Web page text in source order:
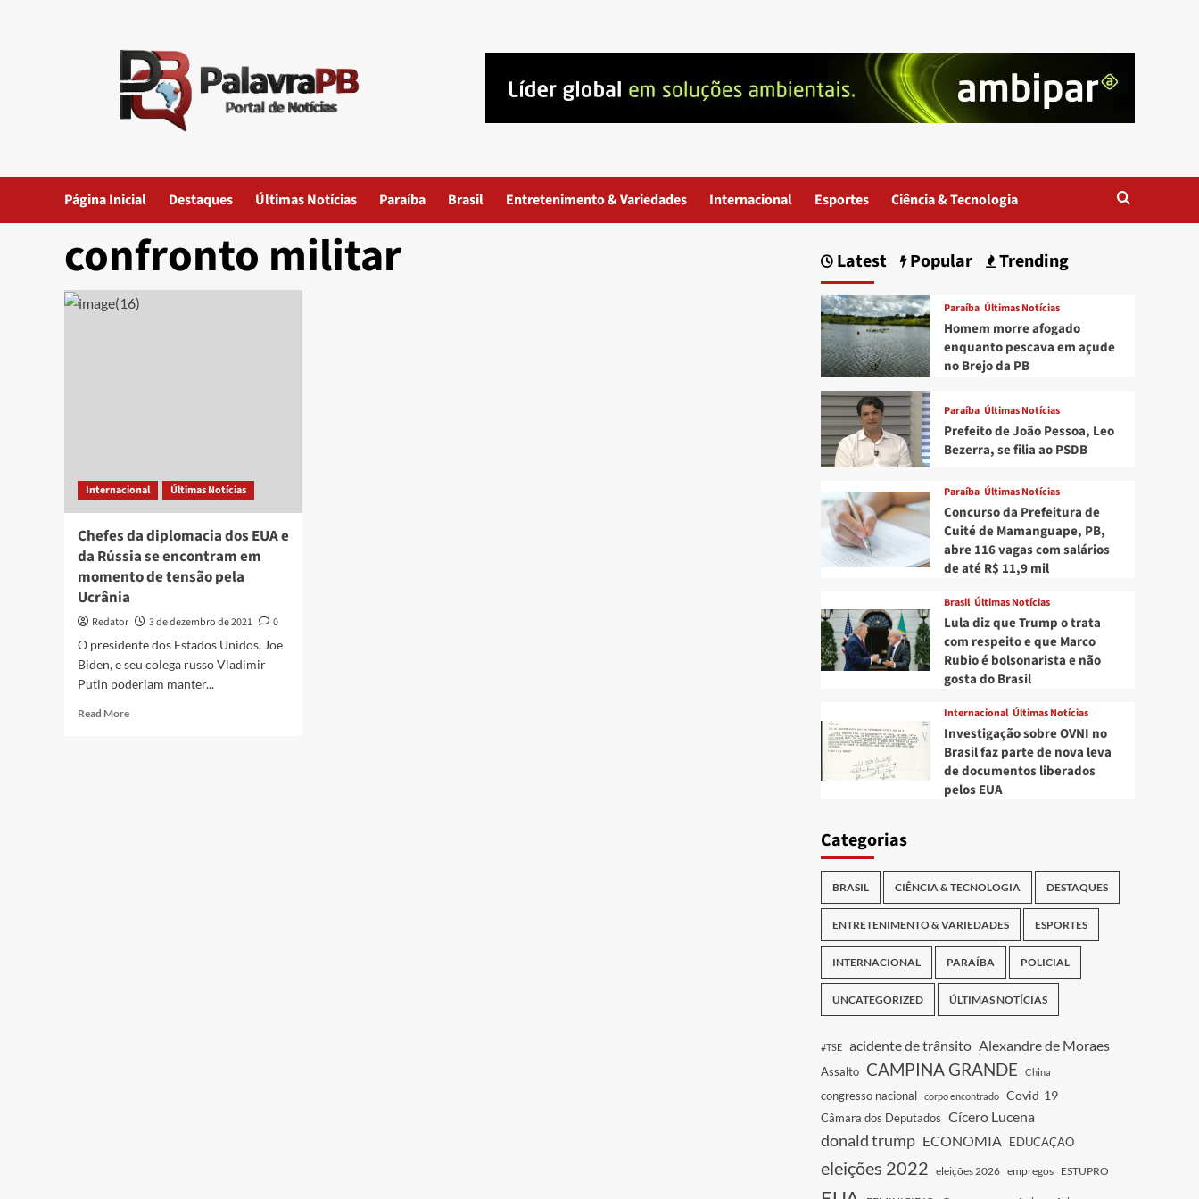
Página Inicial Destaques Últimas Notícias Paraíba Brasil Entretenimento & Variedades Internacional Esportes Ciência & Tecnologia
confronto militar
Internacional Últimas Notícias
Chefes da diplomacia dos EUA e
da Rússia se encontram em
momento de tensão pela
Ucrânia
Redator 3 de dezembro de 2021
0
O presidente dos Estados Unidos, Joe
Biden, e seu colega russo Vladimir
Putin poderiam manter...
Read MoreRead
Latest Popular Trending
Paraíba Últimas Notícias
Homem morre afogado
enquanto pescava em açude
no Brejo da PB
Paraíba Últimas Notícias
Prefeito de João Pessoa, Leo
Bezerra, se filia ao PSDB
Paraíba Últimas Notícias
Concurso da Prefeitura de
Cuité de Mamanguape, PB,
abre 116 vagas com salários
de até R$ 11,9 mil
Brasil Últimas Notícias
Lula diz que Trump o trata
com respeito e que Marco
Rubio é bolsonarista e não
gosta do Brasil
Internacional Últimas Notícias
Investigação sobre OVNI no
Brasil faz parte de nova leva
de documentos liberados
pelos EUA
Categorias
BRASIL CIÊNCIA & TECNOLOGIA DESTAQUES
ENTRETENIMENTO & VARIEDADES ESPORTES
INTERNACIONAL PARAÍBA POLICIAL
UNCATEGORIZED ÚLTIMAS NOTÍCIAS
#TSE acidente de trânsito Alexandre de Moraes
Assalto CAMPINA GRANDE China
congresso nacional corpo encontrado Covid-19
Câmara dos Deputados Cícero Lucena
donald trump ECONOMIA EDUCAÇÃO
eleições 2022 eleições 2026 empregos ESTUPRO